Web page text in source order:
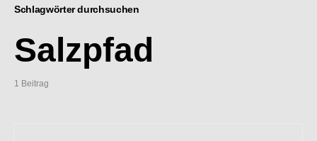
Schlagwörter durchsuchen
Salzpfad
1 Beitrag